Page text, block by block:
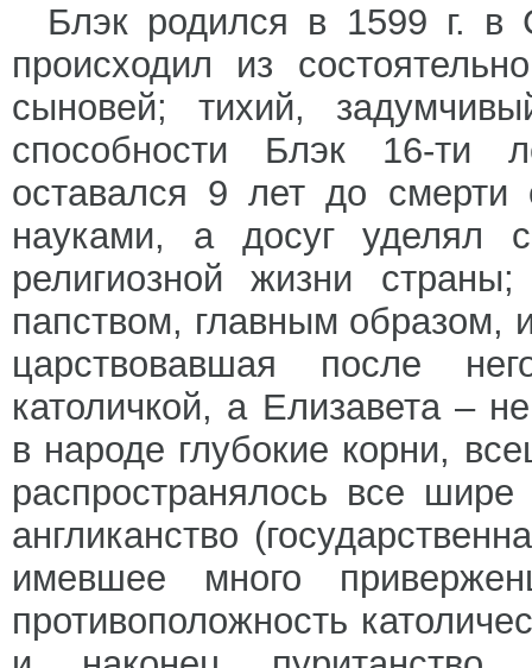
Блэк родился в 1599 г. в
происходил из
сыновей; тихий,
способности Блэк 16-ти
оставался 9 лет до
науками, а досуг уделял
религиозной жизни
папством, главным образом,
царствовавшая после
католичкой, а Елизавета –
в народе глубокие корни,
распространялось все
англиканство
имевшее много
противоположность